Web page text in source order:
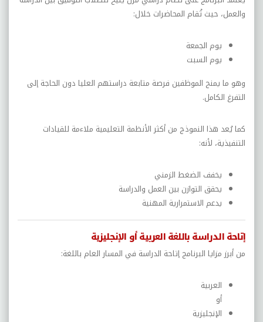
والعمل، حيث تُقام المحاضرات خلال:
يوم الجمعة
يوم السبت
وهو ما يمنح الموظفين فرصة متابعة دراستهم العليا دون الحاجة إلى
التفرغ الكامل.
كما يُعد هذا النموذج من أكثر الأنظمة التعليمية ملاءمة للقيادات
التنفيذية، لأنه:
يخفف الضغط الزمني
يحقق التوازن بين العمل والدراسة
يدعم الاستمرارية المهنية
إتاحة الدراسة باللغة العربية أو الإنجليزية
من أبرز مزايا البرنامج إتاحة الدراسة في المسار العام باللغة:
العربية
أو
الإنجليزية